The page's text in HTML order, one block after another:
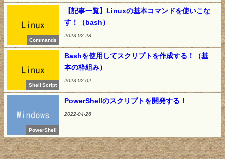
Commands
【記事一覧】Linuxの基本コマンドを使いこな
す！（bash）
2023-02-28
Shell Script
Bashを使用してスクリプトを作成する！（基
本の枠組み）
2023-02-02
PowerShell
PowerShellのスクリプトを開発する！
2022-04-26